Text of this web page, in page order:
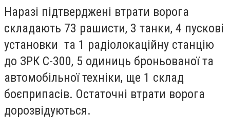
Наразі підтверджені втрати ворога
складають 73 рашисти, 3 танки, 4 пускові
установки та 1 радіолокаційну станцію
до ЗРК С-300, 5 одиниць броньованої та
автомобільної техніки, ще 1 склад
боєприпасів. Остаточні втрати ворога
дорозвідуються.